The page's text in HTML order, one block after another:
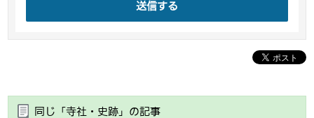
送信する
同じ「寺社・史跡」の記事